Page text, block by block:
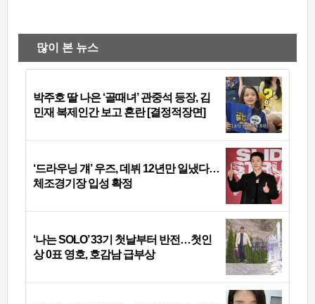
많이 본 뉴스
박주호 딸 나은 ‘골때녀’ 관중석 등장, 김
민재 복제인간 보고 혼란 [결정적장면]
‘드라우닝 걔’ 우즈, 데뷔 12년만 일냈다…
체조경기장 입성 확정
‘나는 SOLO’ 33기 첫날부터 반전…첫인
상 0표 영호, 호감남 급부상